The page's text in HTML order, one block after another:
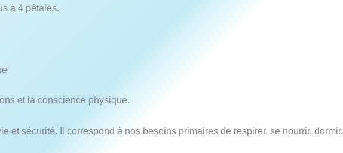
à 4 pétales.
et la conscience physique.
et sécurité. Il correspond à nos besoins primaires de respirer, se nourrir, dormir.